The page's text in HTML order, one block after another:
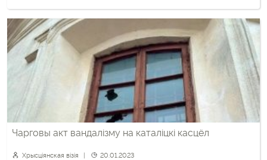
Чарговы акт вандалізму на каталіцкі касцёл
Хрысціянская візія 20.01.2023